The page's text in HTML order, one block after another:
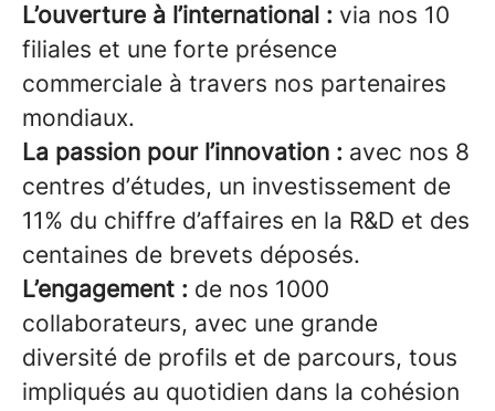
L’ouverture à l’international : via nos 10
filiales et une forte présence
commerciale à travers nos partenaires
mondiaux.
La passion pour l’innovation : avec nos 8
centres d’études, un investissement de
11% du chiffre d’affaires en la R&D et des
centaines de brevets déposés.
L’engagement : de nos 1000
collaborateurs, avec une grande
diversité de profils et de parcours, tous
impliqués au quotidien dans la cohésion